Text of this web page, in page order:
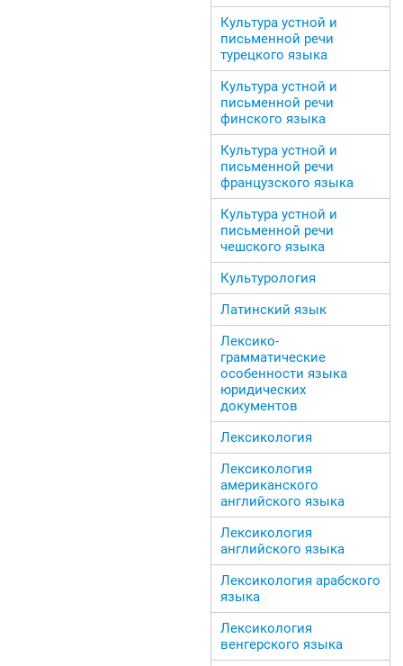
Культура устной и
письменной речи
турецкого языка
Культура устной и
письменной речи
финского языка
Культура устной и
письменной речи
французского языка
Культура устной и
письменной речи
чешского языка
Культурология
Латинский язык
Лексико-
грамматические
особенности языка
юридических
документов
Лексикология
Лексикология
американского
английского языка
Лексикология
английского языка
Лексикология арабского
языка
Лексикология
венгерского языка